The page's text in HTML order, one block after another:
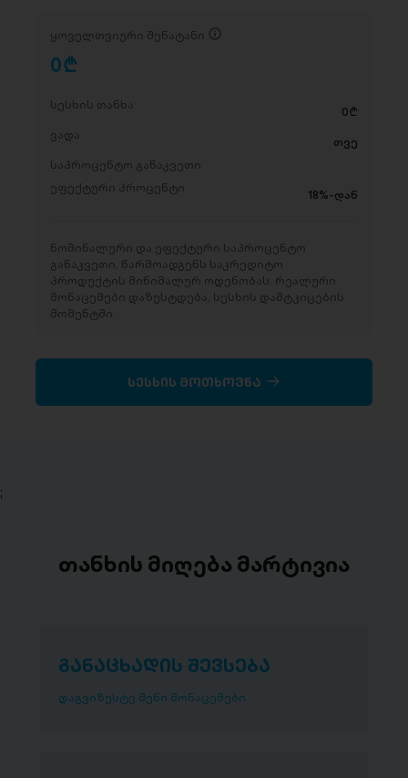
ყოველთვიური შენატანი
0D
სესხის თანხა 0 D
ვადა
თვე
საპროცენტო განაკვეთი
ეფექტური პროცენტი
18%-დან
ნომინალური და ეფექტური საპროცენტო
განაკვეთი, წარმოადგენს საკრედიტო
პროდუქტის მინიმალურ ოდენობას. რეალური
მონაცემები დაზუსტდება, სესხის დამტკიცების
მომენტში.
სესხის მოთხოვნა
;
თანხის მიღება მარტივია
განაცხადის შევსება
დაგვიზუსტე შენი მონაცემები